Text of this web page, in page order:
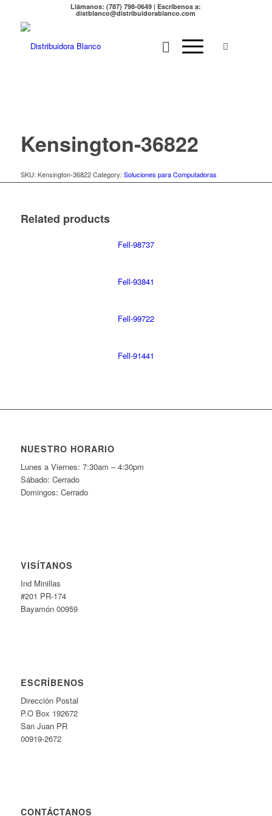
Llámanos: (787) 798-0649 | Escríbenos a:
distblanco@distribuidorablanco.com
Kensington-36822
SKU: Kensington-36822 Category: Soluciones para Computadoras
Related products
Fell-98737
Fell-93841
Fell-99722
Fell-91441
NUESTRO HORARIO
Lunes a Viernes: 7:30am – 4:30pm
Sábado: Cerrado
Domingos: Cerrado
VISÍTANOS
Ind Minillas
#201 PR-174
Bayamón 00959
ESCRÍBENOS
Dirección Postal
P.O Box 192672
San Juan PR
00919-2672
CONTÁCTANOS